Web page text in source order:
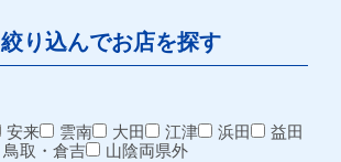
絞り込んでお店を探す
安来 雲南 大田 江津 浜田
益田
鳥取・倉吉 山陰両県外